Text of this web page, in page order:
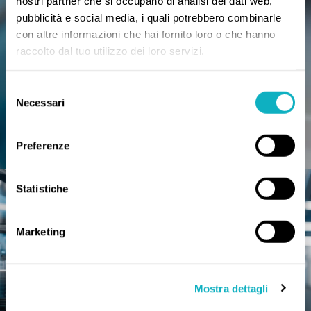
pubblicità e social media, i quali potrebbero combinarle
con altre informazioni che hai fornito loro o che hanno
raccolto dal tuo utilizzo dei loro servizi.
delNecessari
Preferenze
Statistiche
Marketing
Mostra dettagli
Esplora il nostro catalogo prodotti Cleanroom, troverai le
nostre soluzioni per ogni ambiente a contaminazione